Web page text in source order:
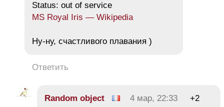
Status: out of service
MS Royal Iris — Wikipedia
Ну-ну, счастливого плавания )
Ответить
Random object 4 мар, 22:33 +2